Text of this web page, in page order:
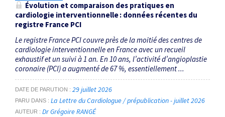
Évolution et comparaison des pratiques en
cardiologie interventionnelle : données récentes du
registre France PCI
Le registre France PCI couvre près de la moitié des centres de
cardiologie interventionnelle en France avec un recueil
exhaustif et un suivi à 1 an. En 10 ans, l’activité d’angioplastie
coronaire (PCI) a augmenté de 67 %, essentiellement ...
DATE DE PARUTION 29 juillet 2026
PARU DANS La Lettre du Cardiologue / prépublication - juillet 2026
AUTEUR Dr Grégoire RANGÉ